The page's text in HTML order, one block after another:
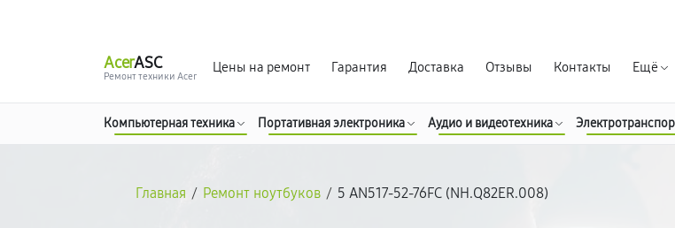
AcerASC
Ремонт техники Acer
Цены на ремонт Гарантия Доставка Отзывы Контакты Ещё
Компьютерная техника Портативная электроника Аудио и видеотехника
Главная / Ремонт ноутбуков / 5 AN517-52-76FC (NH.Q82ER.008)